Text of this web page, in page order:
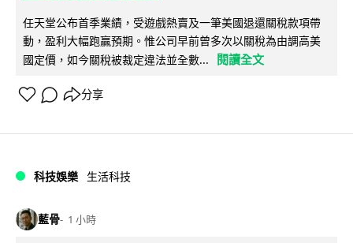
任天堂公布首季業績，受遊戲熱賣及一筆美國退還關稅款項帶
動，盈利大幅跑贏預期。惟公司早前曾多次以關稅為由調高美
國定價，如今關稅被裁定違法並全數...
閱讀全文
分享
科技娛樂 生活科技
藍骨 1 小時